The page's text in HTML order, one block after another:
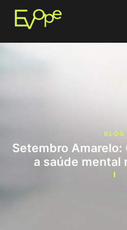
BLOG
Setembro Amarelo:
a saúde mental